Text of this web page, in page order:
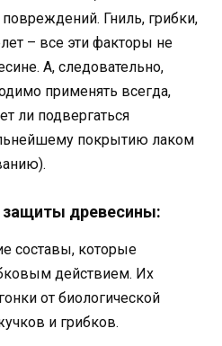
Гниль, грибки,
– все эти факторы не
А, следовательно,
применять всегда,
ли подвергаться
покрытию лаком
древесины:
составы, которые
действием. Их
от биологической
и грибков.